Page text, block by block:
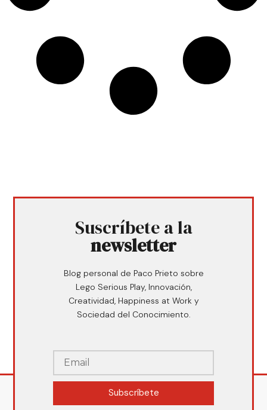
Suscríbete a la
newsletter
Blog personal de Paco Prieto sobre
Lego Serious Play, Innovación,
Creatividad, Happiness at Work y
Sociedad del Conocimiento.
Subscríbete